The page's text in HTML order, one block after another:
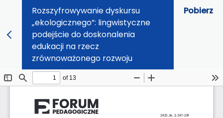
Rozszyfrowywanie dyskursu
„ekologicznego”: lingwistyczne
podejście do doskonalenia
edukacji na rzecz
zrównoważonego rozwoju
Pobierz